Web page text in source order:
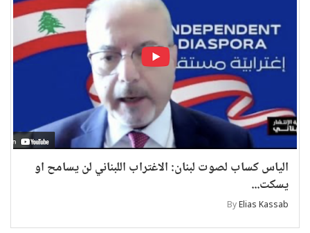
الياس كساب لصوت لبنان: الاغتراب اللبناني لن يسامح او
يسكت...
ByElias Kassab